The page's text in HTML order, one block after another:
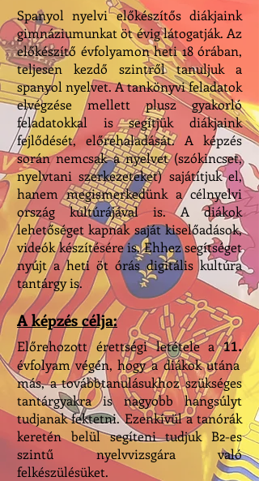
Spanyol nyelvi előkészítős diákjaink
gimnáziumunkat öt évig látogatják. Az
előkészítő évfolyamon heti 18 órában,
teljesen kezdő szintről tanuljuk a
spanyol nyelvet. A tankönyvi feladatok
elvégzése mellett plusz gyakorló
feladatokkal is segítjük diákjaink
fejlődését, előrehaladását. A képzés
során nemcsak a nyelvet (szókincset,
nyelvtani szerkezeteket) sajátítjuk el,
hanem megismerkedünk a célnyelvi
ország kultúrájával is. A diákok
lehetőséget kapnak saját kiselőadások,
videók készítésére is. Ehhez segítséget
nyújt a heti öt órás digitális kultúra
tantárgy is.
A képzés célja:
Előrehozott érettségi letétele a11.
évfolyam végén, hogy a diákok utána
más, a továbbtanulásukhoz szükséges
tantárgyakra is nagyobb hangsúlyt
tudjanak fektetni. Ezenkívül a tanórák
keretén belül segíteni tudjuk B2-es
szintű nyelvvizsgára való
felkészülésüket.